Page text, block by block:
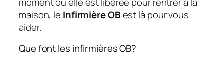
maison, le Infirmière OBest là pour vous
aider.
Que font les infirmières OB?